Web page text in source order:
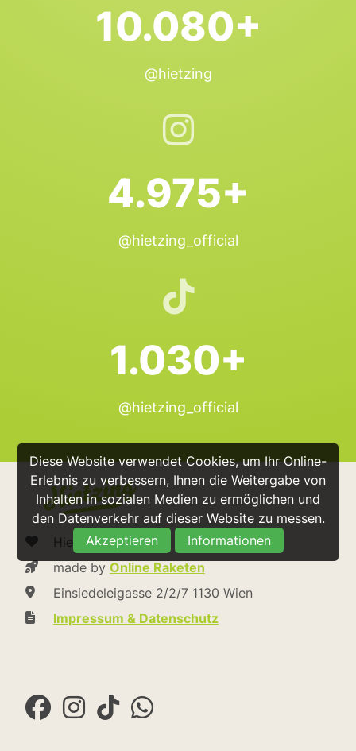
Diese Website verwendet Cookies, um Ihr Online-
Erlebnis zu verbessern, Ihnen die Weitergabe von
Inhalten in sozialen Medien zu ermöglichen und
den Datenverkehr auf dieser Website zu messen.
Akzeptieren
Informationen
10.080+
@hietzing
4.975+
@hietzing_official
1.030+
@hietzing_official
Hietzing.at
made by Online Raketen
Einsiedeleigasse 2/2/7 1130 Wien
Impressum & Datenschutz